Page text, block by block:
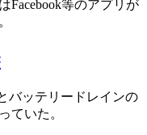
Facebook等のアプリが
バッテリードレインの
ていた。